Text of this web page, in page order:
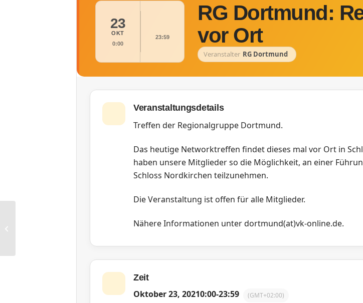
23
OKT
0:00
23:59
RG Dortmund:
vor Ort
Veranstalter RG Dortmund
Veranstaltungsdetails
Treffen der Regionalgruppe Dortmund.
Das heutige Networktreffen findet dieses mal vor Ort in
haben unsere Mitglieder so die Möglichkeit, an einer
Schloss Nordkirchen teilzunehmen.
Die Veranstaltung ist offen für alle Mitglieder.
Nähere Informationen unter dortmund(at)vk-online.de.
Zeit
Oktober 23, 20210:00-23:59 (GMT+02:00)